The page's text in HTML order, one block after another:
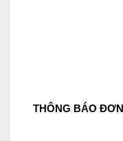
THÔNG BÁO